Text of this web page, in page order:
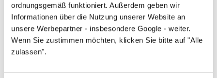
ordnungsgemäß funktioniert. Außerdem geben wir
Informationen über die Nutzung unserer Website an
unsere Werbepartner - insbesondere Google - weiter.
Wenn Sie zustimmen möchten, klicken Sie bitte auf "Alle
zulassen".
Danfoss
Artikelnummer
065N4326